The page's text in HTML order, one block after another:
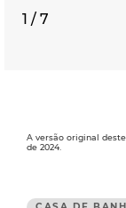
1 / 7
A versão original
de 2024.